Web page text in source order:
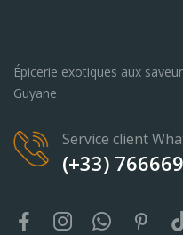
Épicerie exotiques aux
Guyane
Service client
(+33)